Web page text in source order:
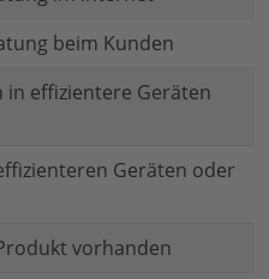
beim Kunden
effizientere Geräten
Geräten oder
vorhanden